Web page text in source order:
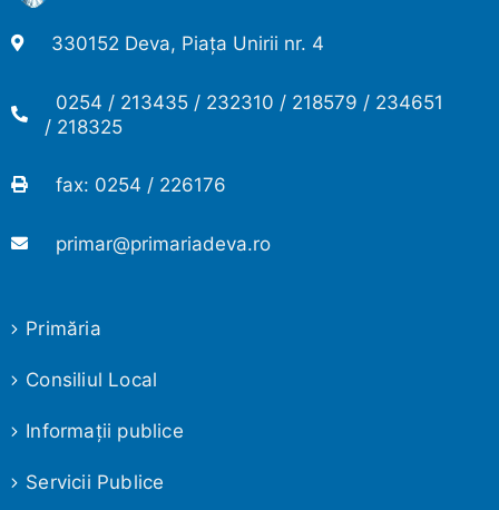
330152 Deva, Piața Unirii nr. 4
0254 / 213435 / 232310 / 218579 / 234651
/ 218325
fax: 0254 / 226176
primar@primariadeva.ro
Primăria
Consiliul Local
Informaţii publice
Servicii Publice